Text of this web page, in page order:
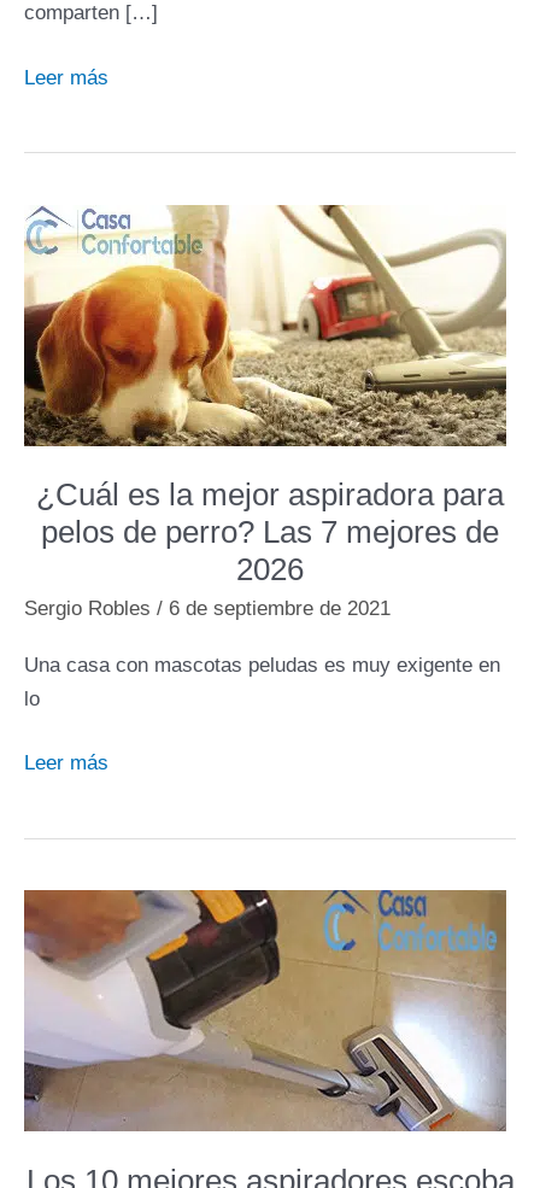
comparten […]
¿Cómo
perro
o
gato?
Leer más
¿Cuál es la mejor aspiradora para
pelos de perro? Las 7 mejores de
2026
Sergio Robles / 6 de septiembre de 2021
Una casa con mascotas peludas es muy exigente en
lo
¿Cuál
aspiradora
para
pelos
Las
7
mejores
de
Leer más
Los 10 mejores aspiradores escoba